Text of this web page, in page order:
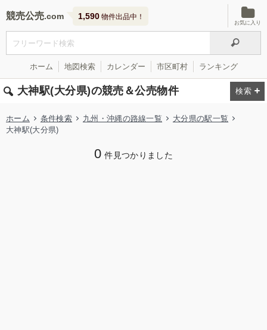
競売公売 1,590 物件出品中！
お気に入り
ホーム 地図検索 カレンダー 市区町村 ランキング
大神駅(大分県)の競売＆公売物件
ホーム 条件検索 九州・沖縄の路線一覧
大分県の駅一覧
大神駅(大分県)
0 件見つかりました